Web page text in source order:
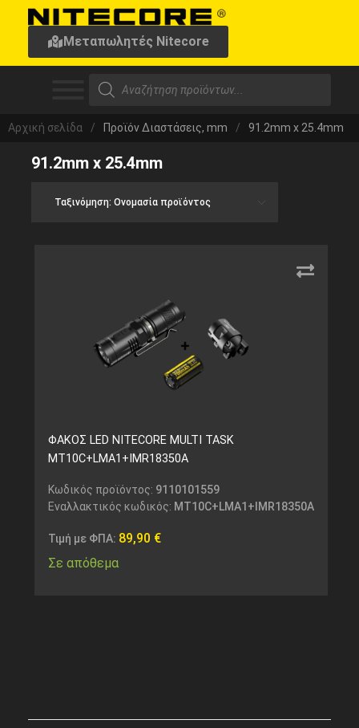
Μεταπωλητές Nitecore
Αρχική σελίδα / Προϊόν Διαστάσεις, mm / 91.2mm x 25.4mm
91.2mm x 25.4mm
ΦΑΚΟΣ LED NITECORE MULTI TASK
MT10C+LMA1+IMR18350A
Κωδικός προϊόντος: 9110101559
Εναλλακτικός κωδικός: MT10C+LMA1+IMR18350A
Τιμή με ΦΠΑ: 89,90 €
Σε απόθεμα